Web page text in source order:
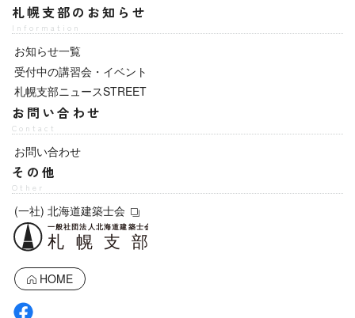
HOME
札幌支部のお知らせ
Information
お知らせ一覧
受付中の講習会・イベント
札幌支部ニュースSTREET
お問い合わせ
Contact
お問い合わせ
その他
Other
(一社) 北海道建築士会